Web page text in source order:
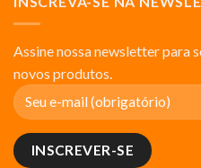
Assine nossa newsletter para
novos produtos.